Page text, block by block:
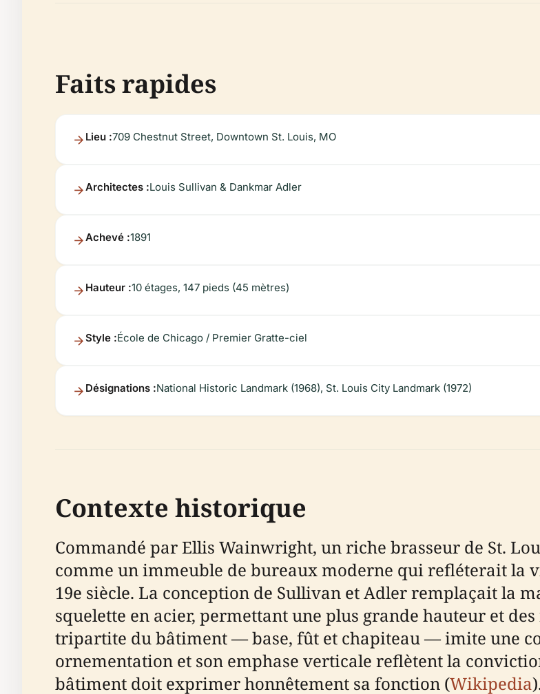
Faits rapides
Lieu :709 Chestnut Street, Downtown St. Louis, MO
Architectes :Louis Sullivan & Dankmar Adler
Achevé :1891
Hauteur :10 étages, 147 pieds (45 mètres)
Style :École de Chicago / Premier Gratte-ciel
Désignations :National Historic Landmark (1968), St. Louis City Landmark (1972)
Contexte historique
Commandé par Ellis Wainwright, un riche brasseur de St.
comme un immeuble de bureaux moderne qui refléterait la
19e siècle. La conception de Sullivan et Adler remplaçait la
squelette en acier, permettant une plus grande hauteur et
tripartite du bâtiment — base, fût et chapiteau — imite une
ornementation et son emphase verticale reflètent la
bâtiment doit exprimer honnêtement sa fonction (Wikipedia